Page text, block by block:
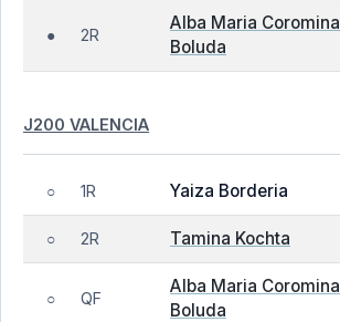
● 2R
Alba Maria Coromina
Boluda
J200 VALENCIA
○ 1R Yaiza Borderia
○ 2R Tamina Kochta
○ QF
Alba Maria Coromina
Boluda